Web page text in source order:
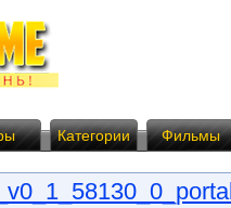
Категории Фильмы